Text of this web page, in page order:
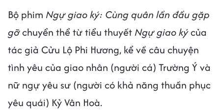
Bộ phim Ngự giao ký: Cùng quân lần đầu gặp
gỡchuyển thể từ tiểu thuyết Ngự giao kýcủa
tác giả Cửu Lộ Phi Hương, kể về câu chuyện
tình yêu của giao nhân (người cá) Trường Ý và
nữ ngự yêu sư (người có khả năng thuần phục
yêu quái) Kỷ Vân Hoà.